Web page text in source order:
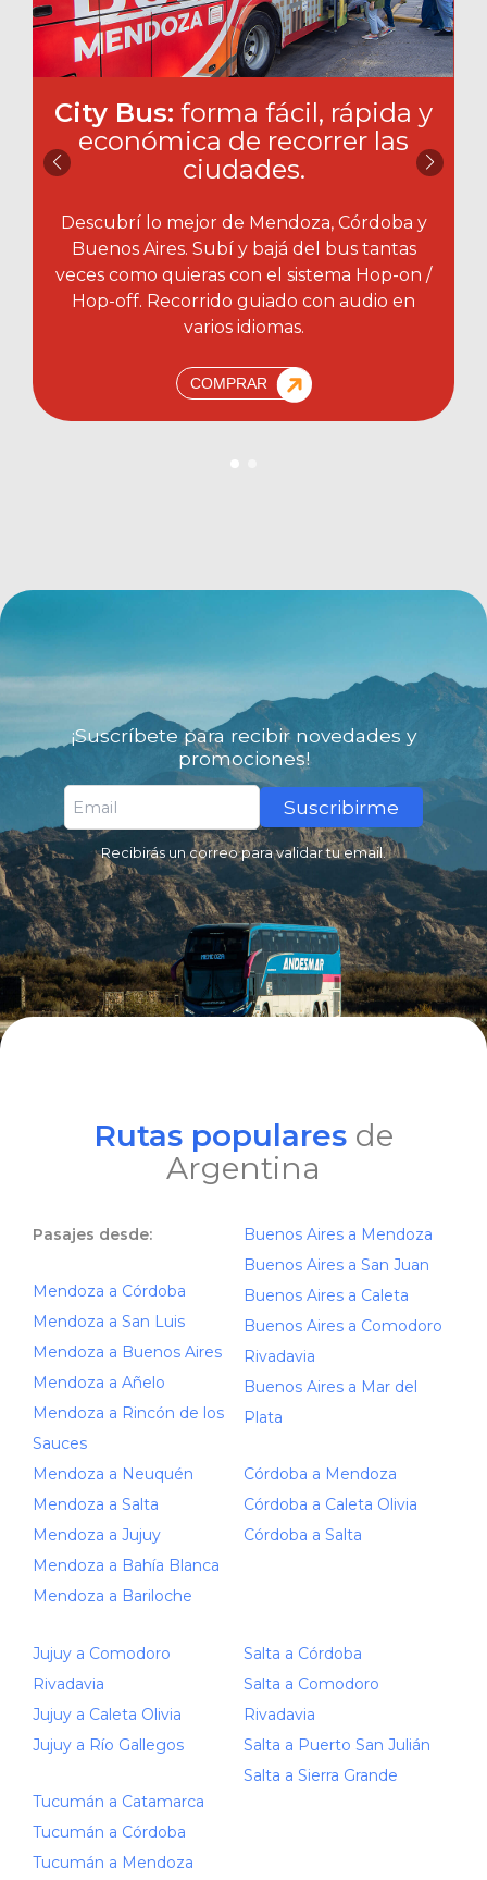
City Bus: forma fácil, rápida y
económica de recorrer las
ciudades.​
Descubrí lo mejor de Mendoza, Córdoba y
Buenos Aires. Subí y bajá del bus tantas
veces como quieras con el sistema Hop-on /
Hop-off. Recorrido guiado con audio en
varios idiomas.
COMPRAR
¡Suscríbete para recibir novedades y
promociones!
Suscribirme
Recibirás un correo para validar tu email.
Rutas populares de
Argentina
Pasajes desde:
Mendoza a Córdoba
Mendoza a San Luis
Mendoza a Buenos Aires
Mendoza a Añelo
Mendoza a Rincón de los
Sauces
Mendoza a Neuquén
Mendoza a Salta
Mendoza a Jujuy
Mendoza a Bahía Blanca
Mendoza a Bariloche
Buenos Aires a Mendoza
Buenos Aires a San Juan
Buenos Aires a Caleta
Buenos Aires a Comodoro
Rivadavia
Buenos Aires a Mar del
Plata
Córdoba a Mendoza
Córdoba a Caleta Olivia
Córdoba a Salta
Jujuy a Comodoro
Rivadavia
Jujuy a Caleta Olivia
Jujuy a Río Gallegos
Tucumán a Catamarca
Tucumán a Córdoba
Tucumán a Mendoza
Salta a Córdoba
Salta a Comodoro
Rivadavia
Salta a Puerto San Julián
Salta a Sierra Grande